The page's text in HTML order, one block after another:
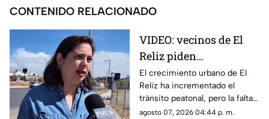
CONTENIDO RELACIONADO
VIDEO: vecinos de El
Reliz piden
construcción de
banquetas ante riesgo
para peatones
El crecimiento urbano de El
Reliz ha incrementado el
tránsito peatonal, pero la falta
de banquetas obliga a
agosto 07, 2026 04:44 p. m.